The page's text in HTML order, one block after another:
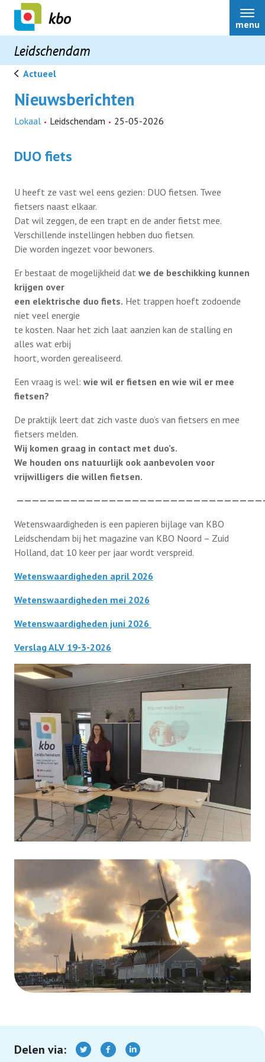
Leidschendam
menu
Leidschendam
Bestuur
Over ons
Ouderenadviseur
Belastingaangifte
Beleidsplan/Ontmoeting
Activiteiten
Bezoek aan architectenburo van Vliet
Bezoek architectenbureau van Vliet 21 april
2026
Bezoek aan meubelmakerij De Stoof op 4-4-
2025
Museum Bommelzolder terugblik 8-10-2024
Prettig langer thuis wonen 1-10-2024
Miniworld Rotterdam 19 september 2024
Jeu de Boules 29 augustus 2024
Brandweerbezoek 11 april 2024
De Salamander 25 mei 2023
Zaanse Schans cruise 17 mei 2023
Foto’s PCOB-KBO Dagtocht Biesbosch 9 mei
2023
Kerstmodedag bij Van ’t Klooster mode 7
december 2022
15 december 2022: Kerstoverweging en
Kerstlunch bij PUURR
Posbank 15 september 2022
Varen over de Vecht 12 mei 2022
Terugblik Jubileum 5 april 2022
Molenwei, Nw.Driemanspolder 31 augustus
2021
Nieuws
Contact
Lid worden
Actueel
Nieuwsberichten
Lokaal Leidschendam 25-05-2026
DUO fiets
U heeft ze vast wel eens gezien: DUO fietsen. Twee
fietsers naast elkaar.
Dat wil zeggen, de een trapt en de ander fietst mee.
Verschillende instellingen hebben duo fietsen.
Die worden ingezet voor bewoners.
Er bestaat de mogelijkheid dat we de beschikking kunnen
krijgen over
een elektrische duo fiets. Het trappen hoeft zodoende
niet veel energie
te kosten. Naar het zich laat aanzien kan de stalling en
alles wat erbij
hoort, worden gerealiseerd.
Een vraag is wel: wie wil er fietsen en wie wil er mee
fietsen?
De praktijk leert dat zich vaste duo’s van fietsers en mee
fietsers melden.
Wij komen graag in contact met duo’s.
We houden ons natuurlijk ook aanbevolen voor
vrijwilligers die willen fietsen.
Wetenswaardigheden is een papieren bijlage van KBO
Leidschendam bij het magazine van KBO Noord – Zuid
Holland, dat 10 keer per jaar wordt verspreid.
Wetenswaardigheden april 2026
Wetenswaardigheden mei 2026
Wetenswaardigheden juni 2026
Verslag ALV 19-3-2026
Delen via: